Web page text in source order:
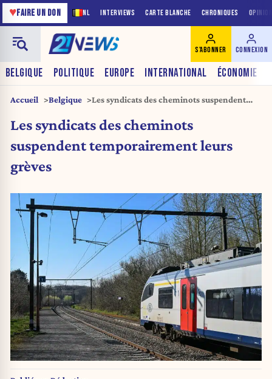
NL INTERVIEWS CARTE BLANCHE CHRONIQUES
♥FAIRE UN DON
BELGIQUE POLITIQUE EUROPE INTERNATIONAL ÉCONOMIE
S'ABONNER CONNEXION
Accueil Belgique
Les syndicats des cheminots suspendent
Les syndicats des cheminots
suspendent temporairement leurs
grèves